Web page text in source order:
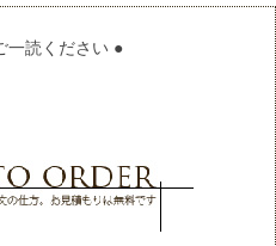
一読ください ●